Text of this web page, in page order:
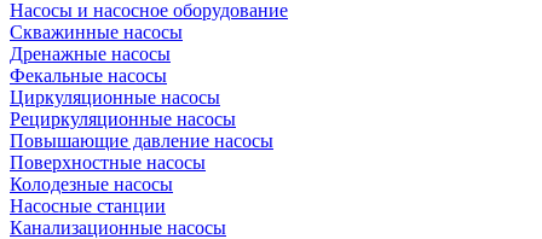
Насосы и насосное оборудование
Скважинные насосы
Дренажные насосы
Фекальные насосы
Циркуляционные насосы
Рециркуляционные насосы
Повышающие давление насосы
Поверхностные насосы
Колодезные насосы
Насосные станции
Канализационные насосы